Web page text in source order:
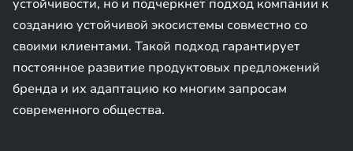
устойчивости, но и подчеркнет подход компании к
созданию устойчивой экосистемы совместно со
своими клиентами. Такой подход гарантирует
постоянное развитие продуктовых предложений
бренда и их адаптацию ко многим запросам
современного общества.